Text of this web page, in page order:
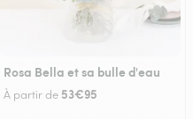
Rosa Bella et sa bulle d'eau
À partir de 53€95